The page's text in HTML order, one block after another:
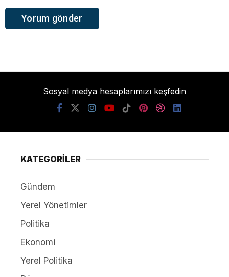
Sosyal medya hesaplarımızı keşfedin
KATEGORİLER
Gündem
Yerel Yönetimler
Politika
Ekonomi
Yerel Politika